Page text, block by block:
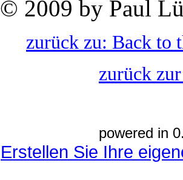
© 2009 by Paul
zurück zu: Back to
zurück
powered in
Erstellen Sie Ihre